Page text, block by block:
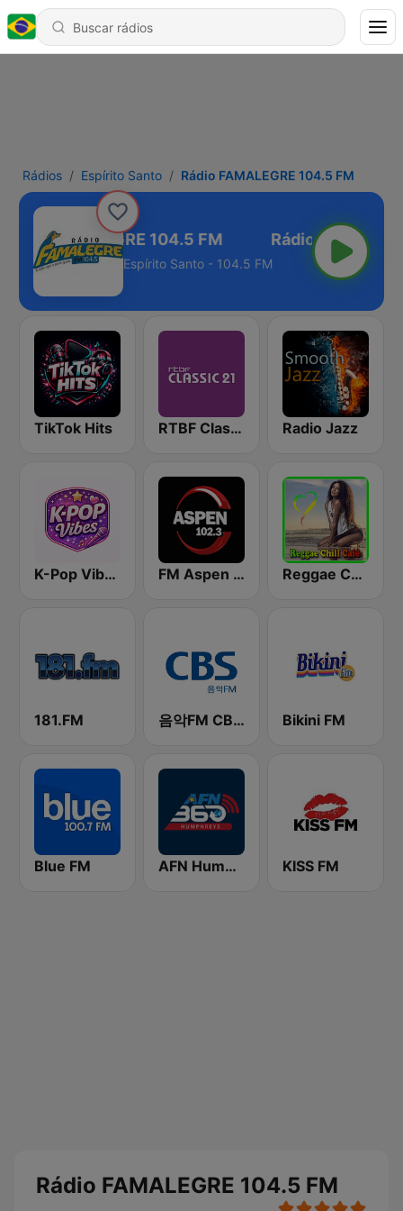
Rádios Espírito Santo Rádio FAMALEGRE 104.5 FM
FAMALEGRE 104.5 FM
Espírito Santo - 104.5 FM
TikTok Hits RTBF Classic 21 Radio Jazz
K-Pop Vibes FM Aspen 102.3 Reggae Chill Café
181.FM 음악FM CBS Busan (Music FM CBS) Bikini FM
Blue FM AFN Humphreys (Korea Only) KISS FM
Rádio FAMALEGRE 104.5 FM